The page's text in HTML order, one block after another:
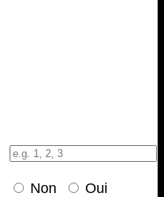
Non
Oui